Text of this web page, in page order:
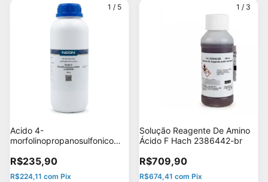
1 / 5
Acido 4-
morfolinopropanosulfonico
R$235,90
R$224,11 com Pix
1 / 3
Solução Reagente De Amino
Ácido F Hach 2386442-br
R$709,90
R$674,41 com Pix